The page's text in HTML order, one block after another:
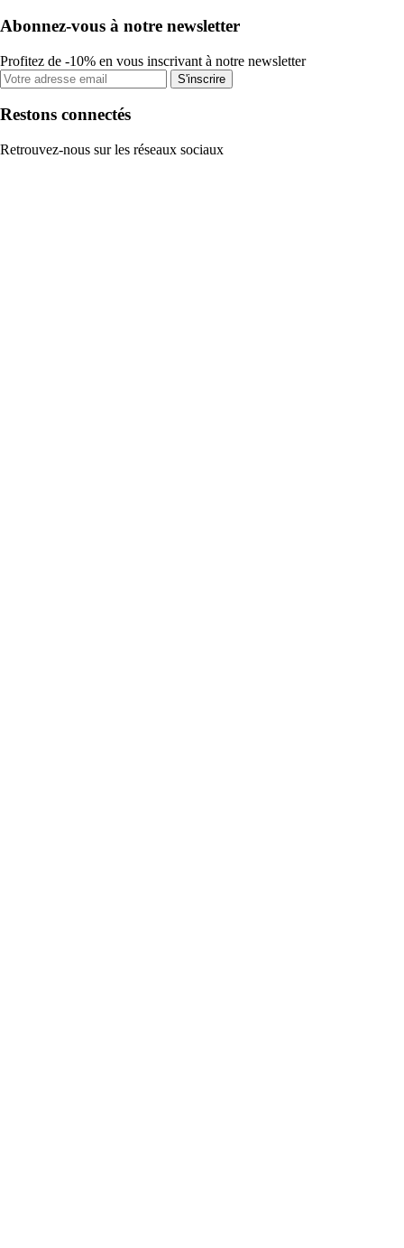
Abonnez-vous à notre newsletter
Profitez de -10% en vous inscrivant à notre newsletter
S'inscrire
Restons connectés
Retrouvez-nous sur les réseaux sociaux